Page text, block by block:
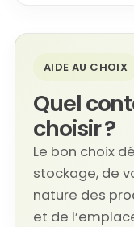
AIDE AU CHOIX
Quel
choisir ?
Le bon choix
stockage, de
nature des
et de